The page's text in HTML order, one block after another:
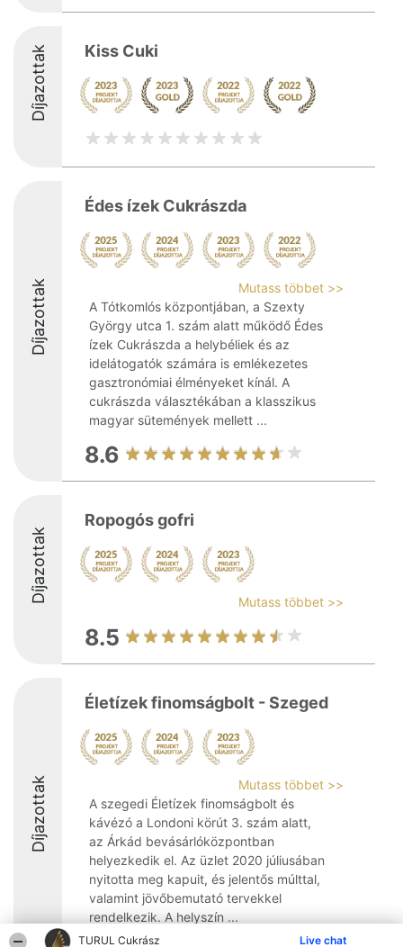
TURUL Cukrász Live chat
Díjazottak Kiss Cuki
Díjazottak
Édes ízek Cukrászda
Mutass többet >>
A Tótkomlós központjában, a Szexty
György utca 1. szám alatt működő Édes
ízek Cukrászda a helybéliek és az
idelátogatók számára is emlékezetes
gasztronómiai élményeket kínál. A
cukrászda választékában a klasszikus
magyar sütemények mellett ...
8.6
Díjazottak
Ropogós gofri
Mutass többet >>
8.5
Díjazottak
Életízek finomságbolt - Szeged
Mutass többet >>
A szegedi Életízek finomságbolt és
kávézó a Londoni körút 3. szám alatt,
az Árkád bevásárlóközpontban
helyezkedik el. Az üzlet 2020 júliusában
nyitotta meg kapuit, és jelentős múlttal,
valamint jövőbemutató tervekkel
rendelkezik. A helyszín ...